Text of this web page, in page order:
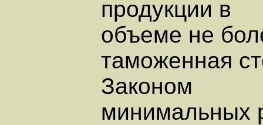
продукции в
объеме не
таможенная
Законом
минимальных